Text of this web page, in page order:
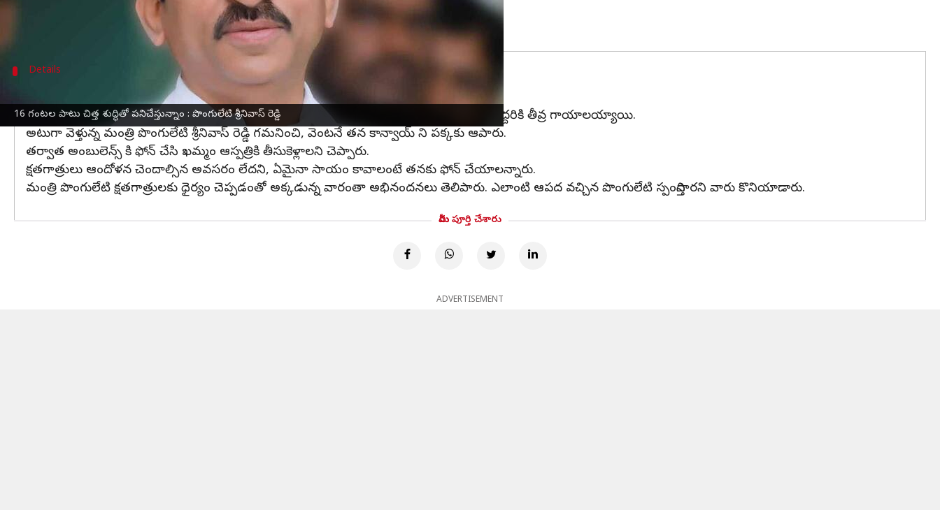
16 గంటల పాటు చిత్త శుద్ధితో పనిచేస్తున్నాం : పొంగులేటి శ్రీనివాస్ రెడ్డి
ఖమ్మం రూరల్ మండలం మంగళదూడెంలో జరిగిన ప్రజాపాలన సభలో ఆయన మాట్లాడారు.
Details
పెద్ద మనసు చాటుకున్న పొంగులేటి
ఇదిలా ఉండగా, చింతపల్లి స్టేజీ వద్ద రెండు బైకులు ఢీకొన్నాయి. ఈ ఘటనలో బైకులో ప్రయాణిస్తున్న ఇద్దరికి తీవ్ర గాయాలయ్యాయి.
అటుగా వెళ్తున్న మంత్రి పొంగులేటి శ్రీనివాస్ రెడ్డి గమనించి, వెంటనే తన కాన్వాయ్ ని పక్కకు ఆపారు.
తర్వాత అంబులెన్స్ కి ఫోన్ చేసి ఖమ్మం ఆస్పత్రికి తీసుకెళ్లాలని చెప్పారు.
క్షతగాత్రులు ఆందోళన చెందాల్సిన అవసరం లేదని, ఏమైనా సాయం కావాలంటే తనకు ఫోన్ చేయాలన్నారు.
మంత్రి పొంగులేటి క్షతగాత్రులకు ధైర్యం చెప్పడంతో అక్కడున్న వారంతా అభినందనలు తెలిపారు. ఎలాంటి ఆపద వచ్చిన పొంగులేటి స్పందిస్తారని వారు కొనియాడారు.
మీరు పూర్తి చేశారు
ADVERTISEMENT